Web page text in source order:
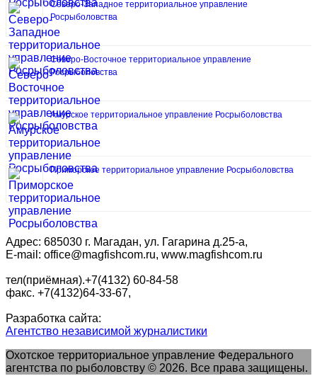
Северо-Западное территориальное управление
Росрыболовства
Северо-Восточное территориальное управление
Росрыболовства
Амурское территориальное управление Росрыболовства
Приморское территориальное управление Росрыболовства
Адрес: 685030 г. Магадан, ул. Гагарина д.25-а,
E-mail: office@magfishcom.ru, www.magfishcom.ru
тел(приёмная).+7(4132) 60-84-58
факс. +7(4132)64-33-67,
Разработка сайта:
Агентство независимой журналистики
Охотское территориальное управление Федерального
агентства по рыболовству © 2026. Все права защищены.